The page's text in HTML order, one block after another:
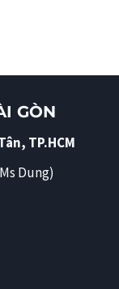
GÒN
TP.HCM
Dung)